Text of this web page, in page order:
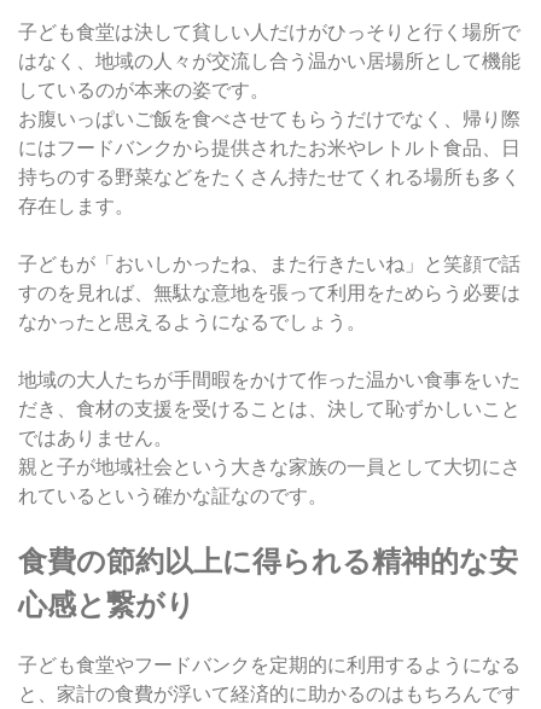
子ども食堂は決して貧しい人だけがひっそりと行く場所で
はなく、地域の人々が交流し合う温かい居場所として機能
しているのが本来の姿です。
お腹いっぱいご飯を食べさせてもらうだけでなく、帰り際
にはフードバンクから提供されたお米やレトルト食品、日
持ちのする野菜などをたくさん持たせてくれる場所も多く
存在します。
子どもが「おいしかったね、また行きたいね」と笑顔で話
すのを見れば、無駄な意地を張って利用をためらう必要は
なかったと思えるようになるでしょう。
地域の大人たちが手間暇をかけて作った温かい食事をいた
だき、食材の支援を受けることは、決して恥ずかしいこと
ではありません。
親と子が地域社会という大きな家族の一員として大切にさ
れているという確かな証なのです。
食費の節約以上に得られる精神的な安
心感と繋がり
子ども食堂やフードバンクを定期的に利用するようになる
と、家計の食費が浮いて経済的に助かるのはもちろんです